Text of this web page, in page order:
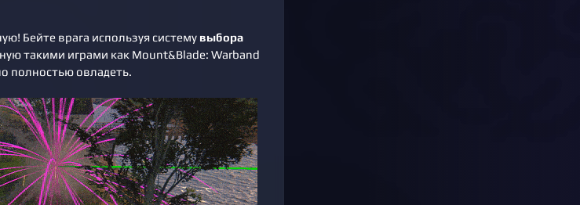
Бейте врага используя систему выбора
такими играми как Mount&Blade: Warband
полностью овладеть.